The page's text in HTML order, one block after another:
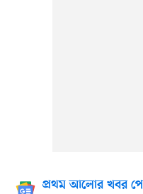
প্রথম আলোর খবর